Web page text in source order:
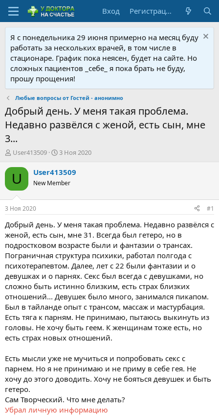
Вход Регистрация
Я с понедельника 29 июня примерно на месяц буду
работать за нескольких врачей, в том числе в
стационаре. График пока неясен, будет на сайте. Но
сложных пациентов _себе_ я пока брать не буду,
прошу прощения!
Любые вопросы от Гостей - анонимно
Добрый день. У меня такая проблема.
Недавно развёлся с женой, есть сын, мне
3...
А
т
т
е
м
ы
User413509
Д
т
а
н
а
л
3 Ноя 2020
U User413509
New Member
3 Ноя 2020 #1
Добрый день. У меня такая проблема. Недавно развёлся с
женой, есть сын, мне 31. Всегда был гетеро, но в
подростковом возрасте были и фантазии о трансах.
Пограничная структура психики, работал полгода с
психотерапевтом. Далее, лет с 22 были фантазии и о
девушках и о парнях. Секс был всегда с девушками, но
сложно быть истинно близким, есть страх близких
отношений... Девушек было много, занимался пикапом.
Был в тайланде опыт с трансом, массаж и мастурбация.
Есть тяга к парням. Не принимаю, пытаюсь выкинуть из
головы. Не хочу быть геем. К женщинам тоже есть, но
есть страх новых отношений.
Есть мысли уже не мучиться и попробовать секс с
парнем. Но я не принимаю и не приму в себе гея. Не
хочу до этого доводить. Хочу не бояться девушек и быть
гетеро.
Сам Творческий. Что мне делать?
Убрал личную информацию